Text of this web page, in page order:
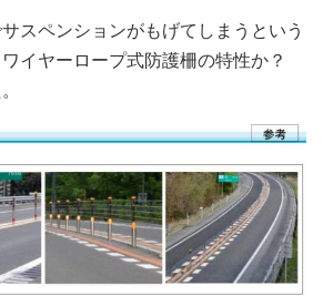
スペンションがもげてしまうという
イヤーロープ式防護柵の特性か？